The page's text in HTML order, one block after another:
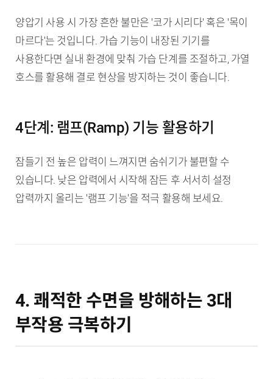
양압기 사용 시 가장 흔한 불만은 '코가 시리다' 혹은 '목이
마르다'는 것입니다. 가습 기능이 내장된 기기를
사용한다면 실내 환경에 맞춰 가습 단계를 조절하고, 가열
호스를 활용해 결로 현상을 방지하는 것이 좋습니다.
4단계: 램프(Ramp) 기능 활용하기
잠들기 전 높은 압력이 느껴지면 숨쉬기가 불편할 수
있습니다. 낮은 압력에서 시작해 잠든 후 서서히 설정
압력까지 올리는 '램프 기능'을 적극 활용해 보세요.
4. 쾌적한 수면을 방해하는 3대
부작용 극복하기